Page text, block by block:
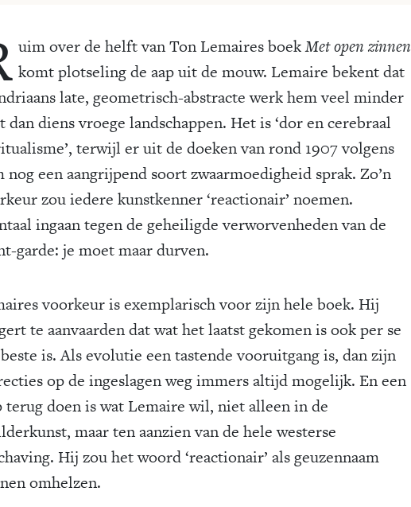
uim over de helft van Ton Lemaires boekMet open zinnen
komt plotseling de aap uit de mouw. Lemaire bekent dat
late, geometrisch-abstracte werk hem veel minder
dan diens vroege landschappen. Het is ‘dor en cerebraal
terwijl er uit de doeken van rond 1907 volgens
nog een aangrijpend soort zwaarmoedigheid sprak. Zo’n
zou iedere kunstkenner ‘reactionair’ noemen.
ingaan tegen de geheiligde verworvenheden van de
garde: je moet maar durven.
voorkeur is exemplarisch voor zijn hele boek. Hij
te aanvaarden dat wat het laatst gekomen is ook per se
is. Als evolutie een tastende vooruitgang is, dan zijn
op de ingeslagen weg immers altijd mogelijk. En een
terug doen is wat Lemaire wil, niet alleen in de
maar ten aanzien van de hele westerse
Hij zou het woord ‘reactionair’ als geuzennaam
omhelzen.